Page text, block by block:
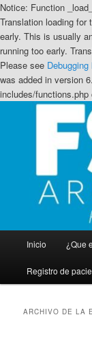
Notice: Function
Translation loading for
early. This is usually
running too early.
Please see
was added in version
includes/functions.php
FSHD
Distrofia
Inicio ¿Que
Registro de
ARCHIVO DE LA